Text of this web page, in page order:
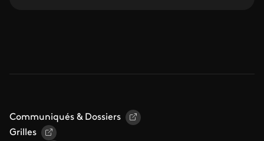
Communiqués & Dossiers
Grilles